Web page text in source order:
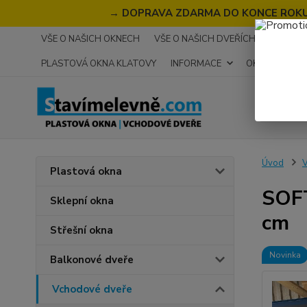
→ DOPRAVA ZDARMA DO KONCE
VŠE O NAŠICH OKNECH VŠE O NAŠICH DVEŘÍCH
PLASTOVÁ OKNA KLATOVY
INFORMACE OKNA NA
Plastová okna
Sklepní okna
Střešní okna
Balkonové dveře
Vchodové dveře
Úvod
cm
Novinka